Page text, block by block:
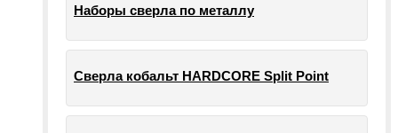
Наборы сверла по металлу
Сверла кобальт HARDCORE Split Point